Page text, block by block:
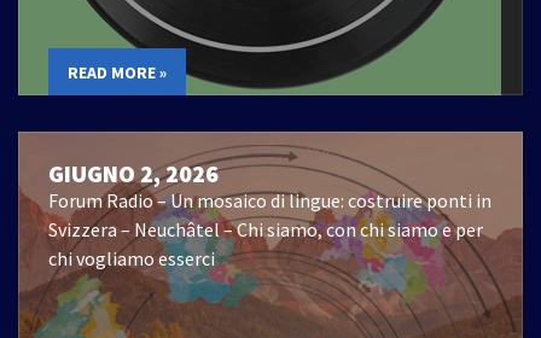
READ MORE »
GIUGNO 2, 2026
Forum Radio – Un mosaico di lingue: costruire ponti in
Svizzera – Neuchâtel – Chi siamo, con chi siamo e per
chi vogliamo esserci